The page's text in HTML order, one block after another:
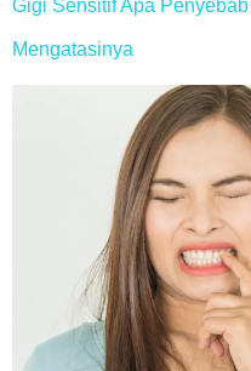
Gigi Sensitif Apa
Mengatasinya